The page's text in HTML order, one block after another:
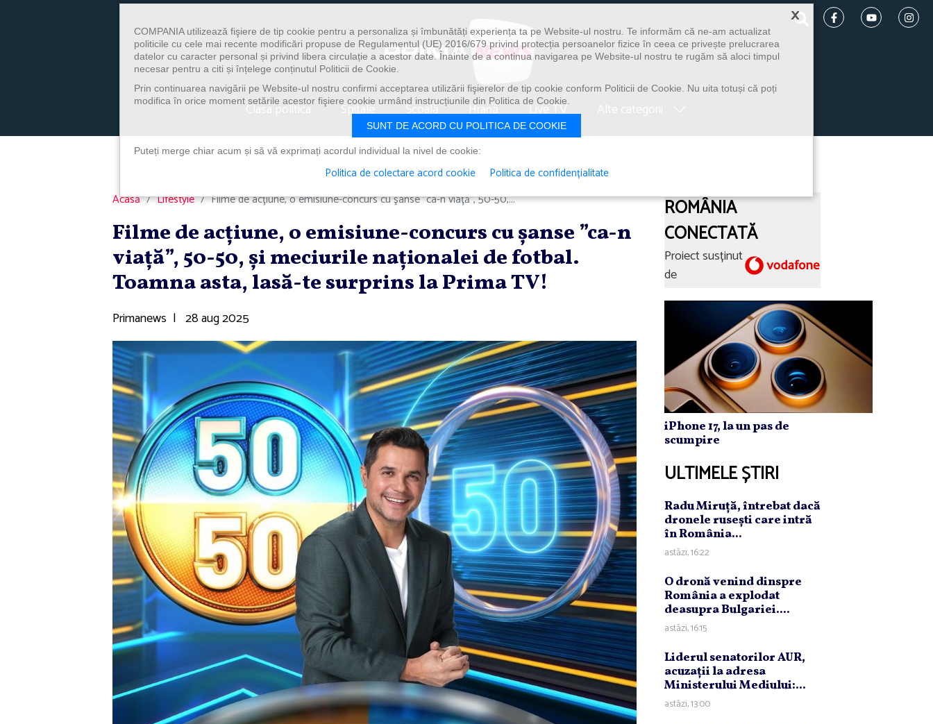
Clasa politica Spitale Școală Hrană Live TV
Acasă Lifestyle Filme de acţiune, o emisiune-concurs cu şanse ”ca-n viaţă”, 50-50,...
Filme de acţiune, o emisiune-concurs cu şanse ”ca-n
viaţă”, 50-50, şi meciurile naţionalei de fotbal.
Toamna asta, lasă-te surprins la Prima TV!
Primanews | 28 aug 2025
ROMÂNIA
CONECTATĂ
Proiect susținut
de
iPhone 17, la un pas de
scumpire
ULTIMELE ȘTIRI
Radu Miruţă, întrebat dacă
dronele ruseşti care intră
în România...
astăzi, 16:22
O dronă venind dinspre
România a explodat
deasupra Bulgariei....
astăzi, 16:15
Liderul senatorilor AUR,
acuzaţii la adresa
Ministerului Mediului:...
astăzi, 13:00
×
COMPANIA utilizează fişiere de tip cookie pentru a personaliza și îmbunătăți experiența ta pe Website-ul nostru. Te informăm că ne-am actualizat
politicile cu cele mai recente modificări propuse de Regulamentul (UE) 2016/679 privind protecția persoanelor fizice în ceea ce privește prelucrarea
datelor cu caracter personal și privind libera circulație a acestor date. Înainte de a continua navigarea pe Website-ul nostru te rugăm să aloci timpul
necesar pentru a citi și înțelege conținutul Politicii de Cookie.
Prin continuarea navigării pe Website-ul nostru confirmi acceptarea utilizării fişierelor de tip cookie conform Politicii de Cookie. Nu uita totuși că poți
modifica în orice moment setările acestor fişiere cookie urmând instrucțiunile din Politica de Cookie.
SUNT DE ACORD CU POLITICA DE COOKIE
Puteți merge chiar acum și să vă exprimați acordul individual la nivel de cookie:
Politica de colectare acord cookie Politica de confidențialitate